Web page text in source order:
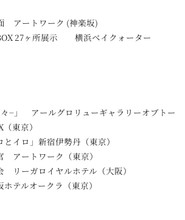
アートワーク (神楽坂)
27ヶ所展示 横浜ベイクォーター
−」 アールグロリューギャラリーオブトー
東京）
イロ」新宿伊勢丹（東京）
アートワーク（東京）
ーガロイヤルホテル（大阪）
ルオークラ（東京）